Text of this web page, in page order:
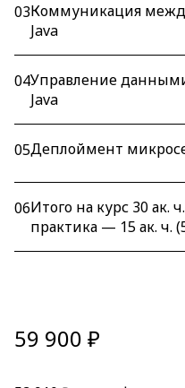
03Коммуникация
Java
04Управление
Java
05Деплоймент
06Итого на курс 30 ак.
практика — 15 ак. ч.
59 900 ₽